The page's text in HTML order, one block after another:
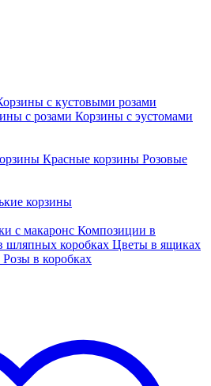
с кустовыми розами
с розами Корзины с эустомами
Красные корзины Розовые
корзины
с макаронс Композиции в
шляпных коробках Цветы в ящиках
Розы в коробках